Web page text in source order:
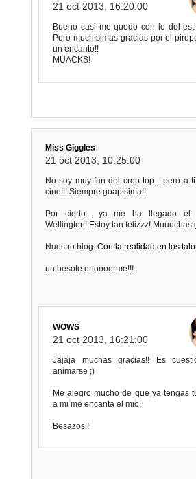
21 oct 2013, 16:20:00
Bueno casi me quedo con lo del
Pero muchísimas gracias por el
un encanto!!
MUACKS!
Miss Giggles
21 oct 2013, 10:25:00
No soy muy fan del crop top... pero a
cine!!! Siempre guapísima!!
Por cierto... ya me ha llegado el
Wellington! Estoy tan felizzz! Muuuchas
Nuestro blog: Con la realidad en los
un besote enoooorme!!!
WOWS
21 oct 2013, 16:21:00
Jajaja muchas gracias!! Es
animarse ;)
Me alegro mucho de que ya tengas
a mi me encanta el mio!
Besazos!!